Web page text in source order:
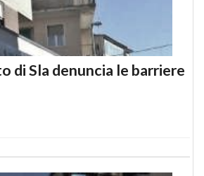
di Sla denuncia le barriere